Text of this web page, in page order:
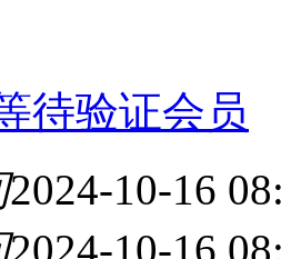
待验证会员
2024-10-16